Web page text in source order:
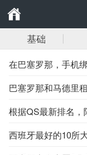
基础
在巴塞罗那，手机
巴塞罗那和马德里
型？
根据QS最新排名
的前三？
西班牙最好的10所